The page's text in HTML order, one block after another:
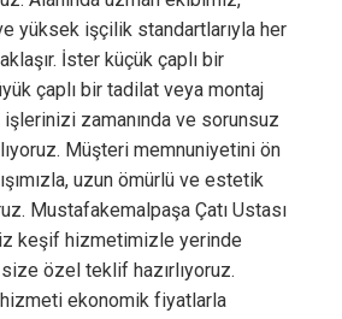
yüksek işçilik standartlarıyla her
İster küçük çaplı bir
çaplı bir tadilat veya montaj
işlerinizi zamanında ve sorunsuz
Müşteri memnuniyetini ön
uzun ömürlü ve estetik
Mustafakemalpaşa Çatı Ustası
keşif hizmetimizle yerinde
özel teklif hazırlıyoruz.
hizmeti ekonomik fiyatlarla